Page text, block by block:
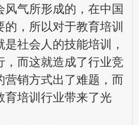
气所形成的，在中国
，所以对于教育培训
社会人的技能培训，
，而这就造成了行业竞
营销方式出了难题，而
育培训行业带来了光